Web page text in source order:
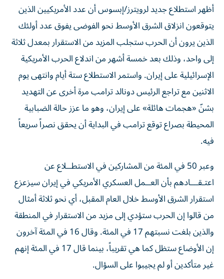
أظهر استطلاع جديد لرويترز/إبسوس أن عدد الأمريكيين الذين
يتوقعون انزلاق الشرق الأوسط نحو الفوضى يفوق عدد أولئك
الذين يرون أن الحرب ستجلب المزيد من الاستقرار بمعدل ثلاثة
إلى واحد، وذلك بعد خمسة ‌أشهر من اندلاع الحرب الأمريكية
الإسرائيلية على إيران. واستمر الاستطلاع ستة أيام وانتهى يوم
الاثنين مع تراجع الرئيس دونالد ترامب مرة أخرى عن التهديد
بشنّ «هجمات هائلة» على إيران، ​وهو ما عزز حالة الضبابية
المحيطة بصراع توقع ترامب في البداية أن يحقق نصراً سريعاً
فيه.
وعبر 50 في المئة من المشاركين في الاستطــلاع عن
اعتـقـــادهم بأن العــمل ‌العسكري الأمريكي في إيران سيزعزع
استقرار الشرق الأوسط ‌خلال العام المقبل، أي نحو ثلاثة أمثال
من قالوا إن الحرب ستؤدي إلى مزيد من الاستقرار في المنطقة
والذين بلغت نسبتهم 17 في المئة. وقال 16 في المئة آخرون
إن الأوضاع ستظل كما هي تقريباً، بينما قال 17 في المئة إنهم
غير متأكدين أو لم يجيبوا على السؤال.